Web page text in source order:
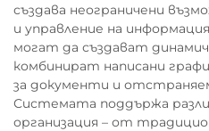
създава неограничени
и управление на
могат да създават
комбинират написани
за документи и
Системата поддържа
организация – от